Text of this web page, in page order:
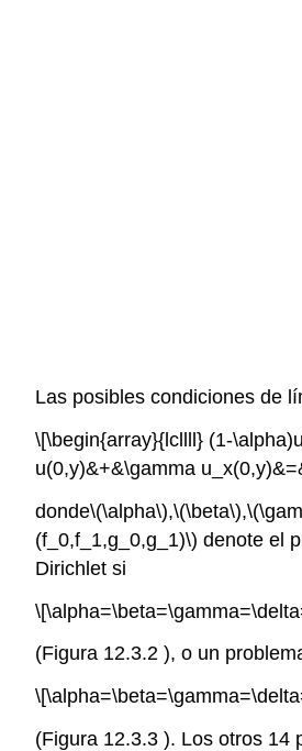
Las posibles condiciones de
\[\begin{array}{lcllll} (1-
u(0,y)&+&\gamma
donde\(\alpha\),\(\beta\),
(f_0,f_1,g_0,g_1)\) denote el
Dirichlet si
(Figura 12.3.2 ), o un
(Figura 12.3.3 ). Los otros 14